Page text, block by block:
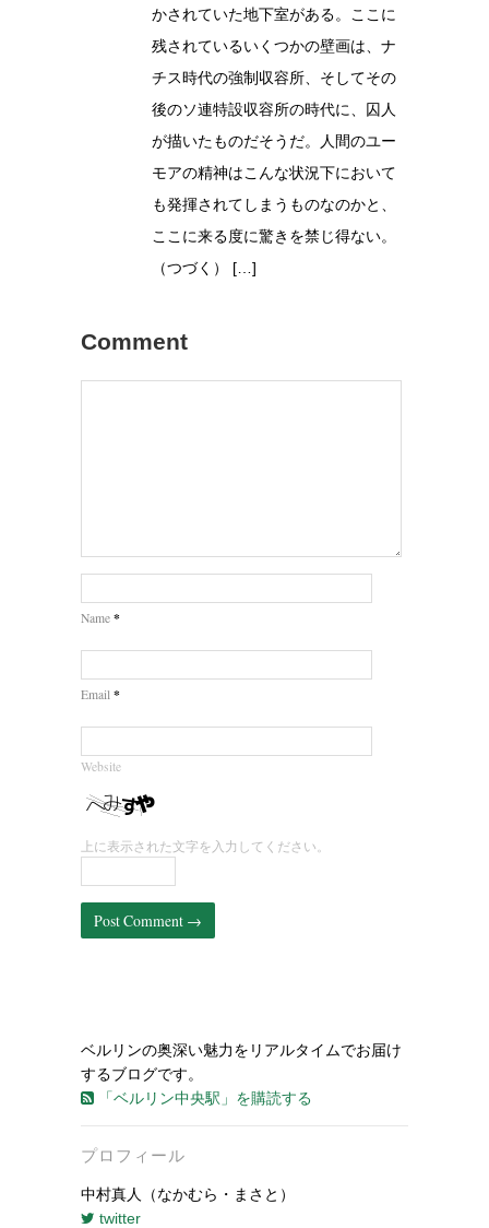
かされていた地下室がある。ここに
残されているいくつかの壁画は、ナ
チス時代の強制収容所、そしてその
後のソ連特設収容所の時代に、囚人
が描いたものだそうだ。人間のユー
モアの精神はこんな状況下において
も発揮されてしまうものなのかと、
ここに来る度に驚きを禁じ得ない。
（つづく） […]
Comment
Name *
Email *
Website
上に表示された文字を入力してください。
ベルリンの奥深い魅力をリアルタイムでお届け
するブログです。
「ベルリン中央駅」を購読する
プロフィール
中村真人（なかむら・まさと）
twitter